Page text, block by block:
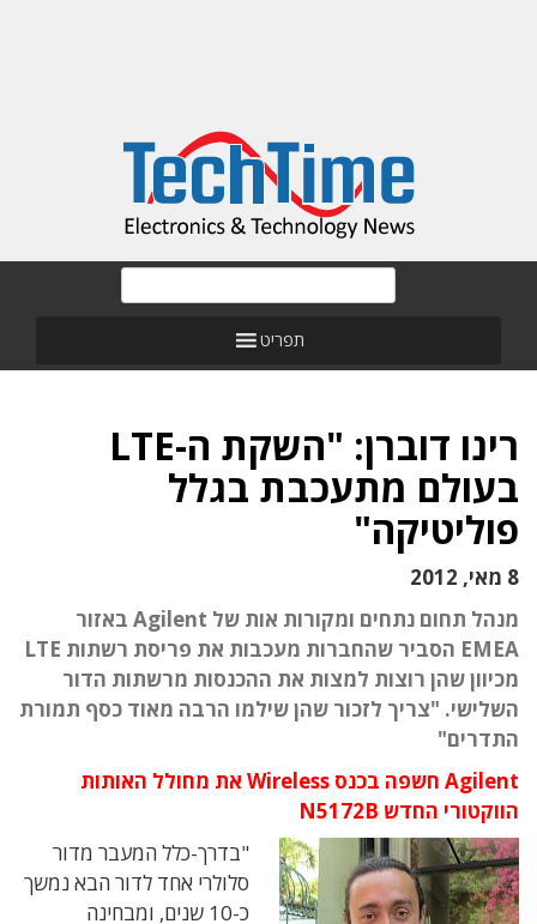
תפריט
רינו דוברן: "השקת ה-LTE
בעולם מתעכבת בגלל
פוליטיקה"
8 מאי, 2012
מנהל תחום נתחים ומקורות אות של Agilent באזור
EMEA הסביר שהחברות מעכבות את פריסת רשתות LTE
מכיוון שהן רוצות למצות את ההכנסות מרשתות הדור
השלישי. "צריך לזכור שהן שילמו הרבה מאוד כסף תמורת
התדרים"
Agilent חשפה בכנס Wireless את מחולל האותות
הווקטורי החדש N5172B
"בדרך-כלל המעבר מדור
סלולרי אחד לדור הבא נמשך
כ-10 שנים, ומבחינה